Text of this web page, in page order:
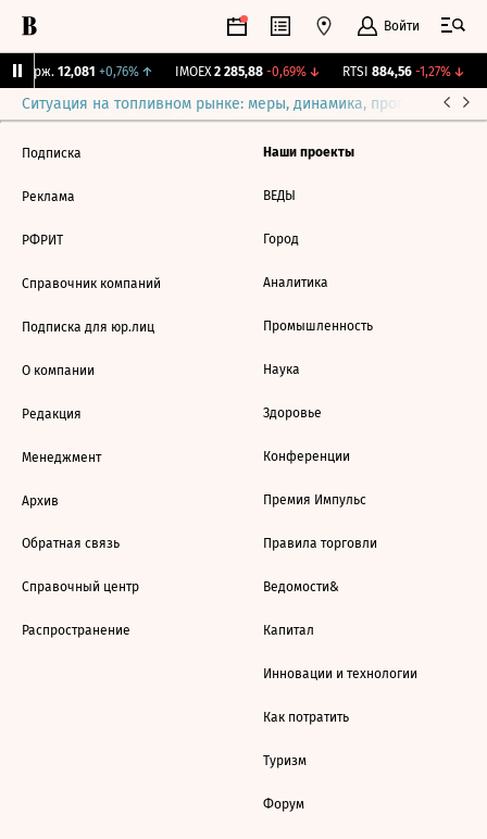
Войти
Бирж. 12,081 +0,76%↑ IMOEX 2 285,88 -0,69%↓ RTSI 884,56 -1,27%↓
Ситуация на топливном рынке: меры, динамика, прогнозы
Подписка
Реклама
РФРИТ
Справочник компаний
Подписка для юр.лиц
О компании
Редакция
Менеджмент
Архив
Обратная связь
Справочный центр
Распространение
Наши проекты
ВЕДЫ
Город
Аналитика
Промышленность
Наука
Здоровье
Конференции
Премия Импульс
Правила торговли
Ведомости&
Капитал
Инновации и технологии
Как потратить
Туризм
Форум